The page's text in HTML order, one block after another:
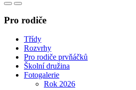
Pro rodiče
Třídy
Rozvrhy
Pro rodiče prvňáčků
Školní družina
Fotogalerie
Rok 2026